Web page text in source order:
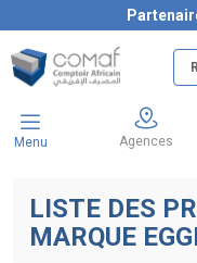
Menu Agences
LISTE DES
MARQUE